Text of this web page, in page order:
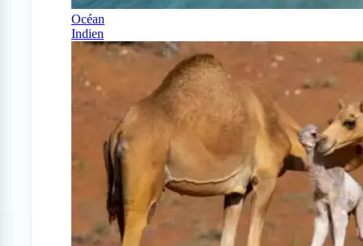
Océan
Indien